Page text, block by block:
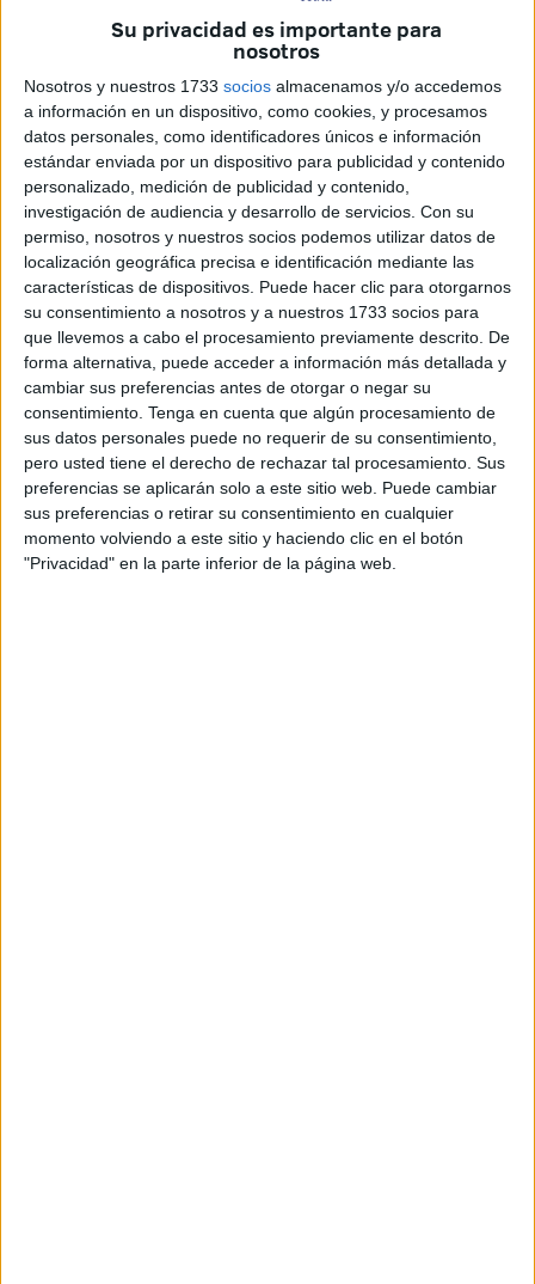
Su privacidad es importante para
nosotros
Nosotros y nuestros 1733 socios almacenamos y/o accedemos
a información en un dispositivo, como cookies, y procesamos
datos personales, como identificadores únicos e información
estándar enviada por un dispositivo para publicidad y contenido
personalizado, medición de publicidad y contenido,
investigación de audiencia y desarrollo de servicios. Con su
permiso, nosotros y nuestros socios podemos utilizar datos de
localización geográfica precisa e identificación mediante las
características de dispositivos. Puede hacer clic para otorgarnos
su consentimiento a nosotros y a nuestros 1733 socios para
que llevemos a cabo el procesamiento previamente descrito. De
forma alternativa, puede acceder a información más detallada y
cambiar sus preferencias antes de otorgar o negar su
consentimiento. Tenga en cuenta que algún procesamiento de
sus datos personales puede no requerir de su consentimiento,
pero usted tiene el derecho de rechazar tal procesamiento. Sus
preferencias se aplicarán solo a este sitio web. Puede cambiar
sus preferencias o retirar su consentimiento en cualquier
momento volviendo a este sitio y haciendo clic en el botón
"Privacidad" en la parte inferior de la página web.
ElFoodtruck Festivalque se desarrolla en Ceuta desde
el pasado jueves se erige en todo un éxito. Los datos
objetivos lo demuestran. Es unaexperiencia que llega
para quedarse.
Según datos de la Consejería de Comercio, Turismo,
Empleo y Deporte, han pasado por este festival, que se
realiza en el recinto delParque Marítimo del
Mediterráneo, más de3.500 personas.
“Esto demuestra que esta iniciativa, que es la primera vez
que se realiza, está siendo unéxito de participación
, con
unagran acogidapor parte de los ciudadanos”, expone la
Ciudad.
Esta propuesta de ocio esla segunda que ofrece el
Parque Marítimofuera de la temporada de baño, ya que la
primera fue el October Fest, con el objetivo de mantener